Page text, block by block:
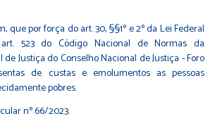
que por força do art. 30, §§1º e 2º da Lei Federal
523 do Código Nacional de Normas da
Justiça do Conselho Nacional de Justiça - Foro
de custas e emolumentos as pessoas
pobres.
nº 66/2023.